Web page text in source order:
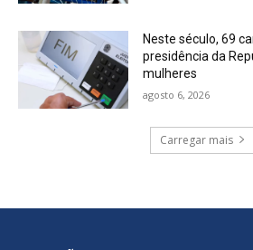
Neste século, 69
presidência da
mulheres
agosto 6, 2026
Carregar mais